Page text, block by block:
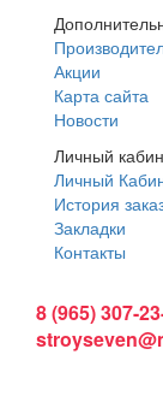
Акции
Карта сайта
Новости
Личный
Личный
История
Закладки
Контакты
8 (965) 307-